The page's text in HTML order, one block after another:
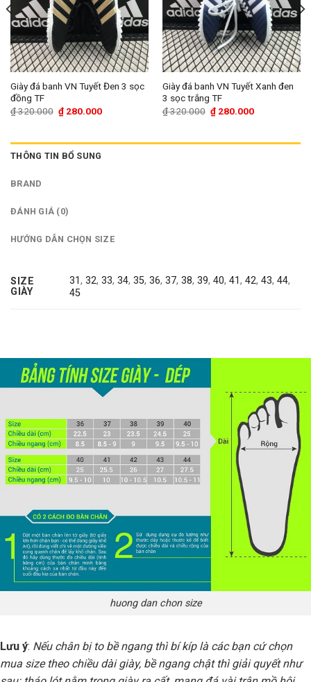
Giày đá banh VN Tuyết Đen 3 sọc
đồng TF
₫320.000 Giá
gốc
₫280.000Giá
₫ 280.000.
Giày đá banh VN Tuyết Xanh đen
3 sọc trắng TF
₫320.000 Giá
gốc
₫280.000Giá
₫ 280.000.
THÔNG TIN BỔ SUNG
BRAND
ĐÁNH GIÁ (0)
HƯỚNG DẪN CHỌN SIZE
SIZE
GIÀY
31,32,33,34,35,36,37,38,39,40,41,42,43,44,
45
huong dan chon size
Lưu ý: Nếu chân bị to bề ngang thì bí kíp là các bạn cứ chọn
mua size theo chiều dài giày, bề ngang chật thì giải quyết như